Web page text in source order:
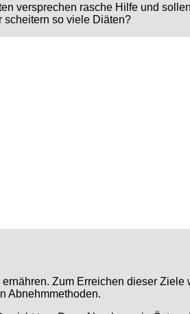
versprechen rasche Hilfe und
scheitern so viele Diäten?
Zum Erreichen dieser
Abnehmmethoden.